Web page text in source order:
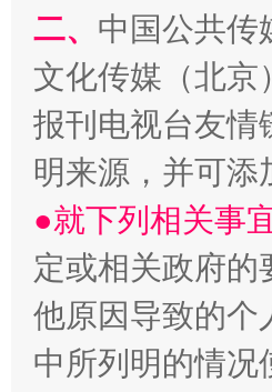
受贿1.44亿！段成刚被判
全民健身五年计划来了！等
二、 中国公共传
文化传媒（北京
报刊电视台友情
明来源，并可添
●就下列相关事
定或相关政府的
他原因导致的个
中所列明的情况